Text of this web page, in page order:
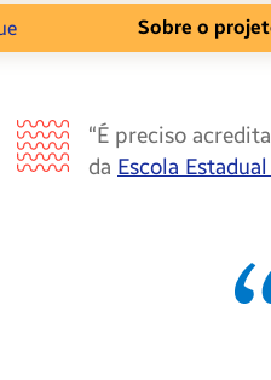
Sobre o
“É preciso
da Escola